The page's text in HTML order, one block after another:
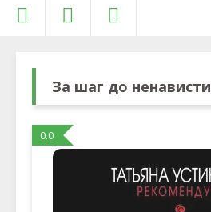
За шаг до ненависти
0.0